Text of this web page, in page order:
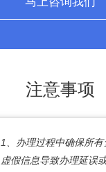
注意事项
1、办理过程中确保所
虚假信息导致办理延误或